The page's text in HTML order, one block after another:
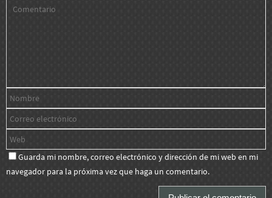
Guarda mi nombre, correo electrónico y dirección de mi web en mi
navegador para la próxima vez que haga un comentario.